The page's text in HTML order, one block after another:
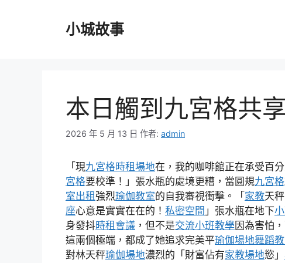
小城故事
本日觸到九宮格共
2026 年 5 月 13 日 作者: admin
「現九宮格時租場地在，我的咖啡館正在承受百
宮格要校準！」張水瓶的處境更糟，當圓規九宮格
室出租 強烈瑜伽教室的自我審視衝擊。「 家教天
座心意是實實在在的！ 私密空間 」張水瓶在地下
身發抖時租會議 ，但不是交流小班教學因為害怕
這兩個極端，都成了她追求完美平瑜伽場地舞蹈
對林天秤瑜伽場地濃烈的「財富佔有家教場地慾」